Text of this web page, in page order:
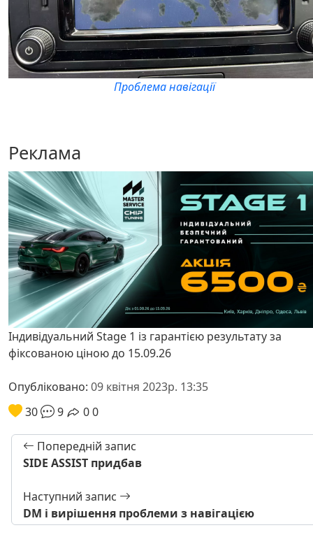
Проблема навігації
Реклама
Індивідуальний Stage 1 із гарантією результату за
фіксованою ціною до 15.09.26
Опубліковано: 09 квітня 2023р. 13:35
30
9 00
Попередній запис
SIDE ASSIST придбав
Наступний запис
DM і вирішення проблеми з навігацією